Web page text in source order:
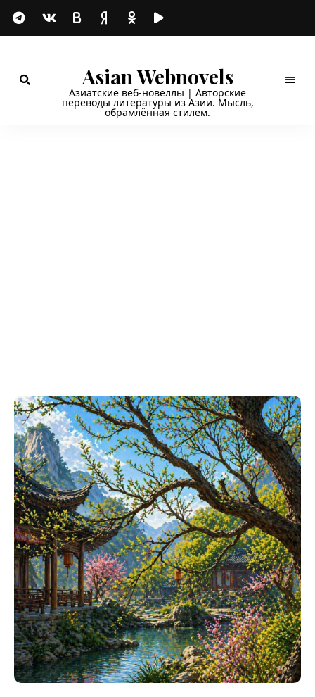
Asian Webnovels
Азиатские веб-новеллы | Авторские
переводы литературы из Азии. Мысль,
обрамлённая стилем.